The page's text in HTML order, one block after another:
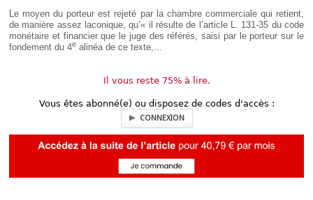
Le moyen du porteur est rejeté par la chambre commerciale qui retient,
de manière assez laconique, qu’« il résulte de l’article L. 131-35 du code
monétaire et financier que le juge des référés, saisi par le porteur sur le
fondement du 4e alinéa de ce texte,...
Il vous reste 75% à lire.
Vous êtes abonné(e) ou disposez de codes d'accès :
CONNEXION